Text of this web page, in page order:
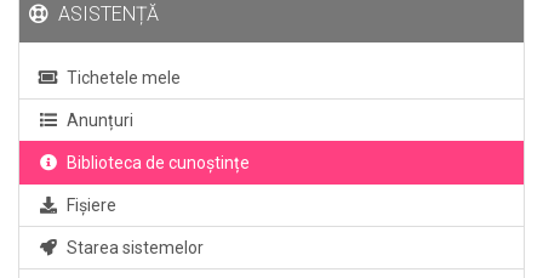
ASISTENȚĂ
Tichetele mele
Anunțuri
Biblioteca de cunoștințe
Fișiere
Starea sistemelor